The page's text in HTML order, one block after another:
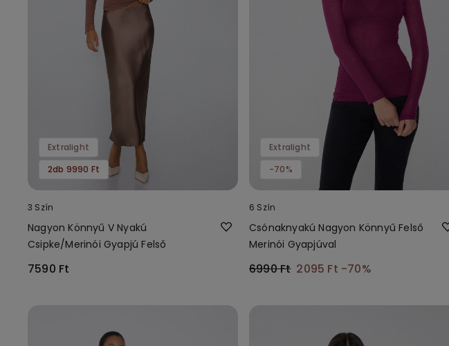
Extralight
2db 9990 Ft
3 Szín
Nagyon Könnyű V Nyakú
Csipke/Merinói Gyapjú Felső
7590 Ft
Extralight
-70%
6 Szín
Csónaknyakú Nagyon Könnyű Felső
Merinói Gyapjúval
6990 Ft 2095 Ft -70%